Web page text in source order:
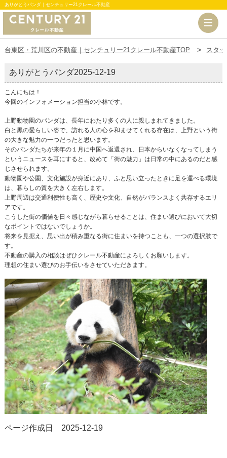
ありがとうパンダ｜センチュリー21クレール不動産
台東区・荒川区の不動産｜センチュリー21クレール不動産TOP スタ
ありがとうパンダ2025-12-19
こんにちは！
今回のインフォメーション担当の小林です。
上野動物園のパンダは、長年にわたり多くの人に親しまれてきました。
白と黒の愛らしい姿で、訪れる人の心を和ませてくれる存在は、上野という街
の大きな魅力の一つだったと思います。
そのパンダたちが来年の１月に中国へ返還され、日本からいなくなってしまう
というニュースを耳にすると、改めて「街の魅力」は日常の中にあるのだと感
じさせられます。
動物園や公園、文化施設が身近にあり、ふと思い立ったときに足を運べる環境
は、暮らしの質を大きく左右します。
上野周辺は交通利便性も高く、歴史や文化、自然がバランスよく共存するエリ
アです。
こうした街の価値を日々感じながら暮らせることは、住まい選びにおいて大切
なポイントではないでしょうか。
将来を見据え、思い出が積み重なる街に住まいを持つことも、一つの選択肢で
す。
不動産の購入の相談はぜひクレール不動産によろしくお願いします。
理想の住まい選びのお手伝いをさせていただきます。
ページ作成日 2025-12-19